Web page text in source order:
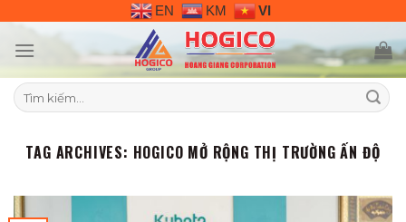
content
EN KM VI
Tìm
kiếm:
TAG ARCHIVES: HOGICO MỞ RỘNG THỊ TRƯỜNG ẤN ĐỘ